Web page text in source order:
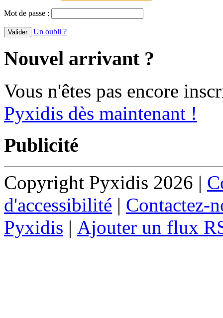
Mot de passe :
Un oubli ?
Nouvel arrivant ?
Vous n'êtes pas encore
Pyxidis dès maintenant !
Publicité
Copyright Pyxidis 2026 |
d'accessibilité | Contactez-
Pyxidis | Ajouter un flux